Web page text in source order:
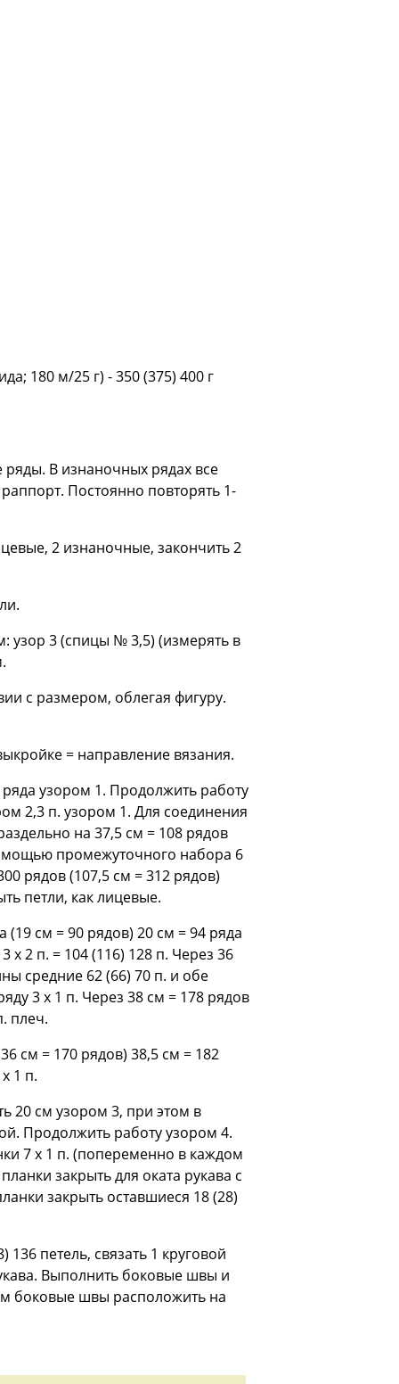
180 м/25 г) - 350 (375) 400 г
ряды. В изнаночных рядах все
Постоянно повторять 1-
2 изнаночные, закончить 2
узор 3 (спицы № 3,5) (измерять в
с размером, облегая фигуру.
= направление вязания.
узором 1. Продолжить работу
2,3 п. узором 1. Для соединения
на 37,5 см = 108 рядов
промежуточного набора 6
рядов (107,5 см = 312 рядов)
петли, как лицевые.
см = 90 рядов) 20 см = 94 ряда
х 2 п. = 104 (116) 128 п. Через 36
средние 62 (66) 70 п. и обе
3 х 1 п. Через 38 см = 178 рядов
плеч.
см = 170 рядов) 38,5 см = 182
1 п.
20 см узором 3, при этом в
Продолжить работу узором 4.
7 х 1 п. (попеременно в каждом
закрыть для оката рукава с
закрыть оставшиеся 18 (28)
петель, связать 1 круговой
Выполнить боковые швы и
боковые швы расположить на